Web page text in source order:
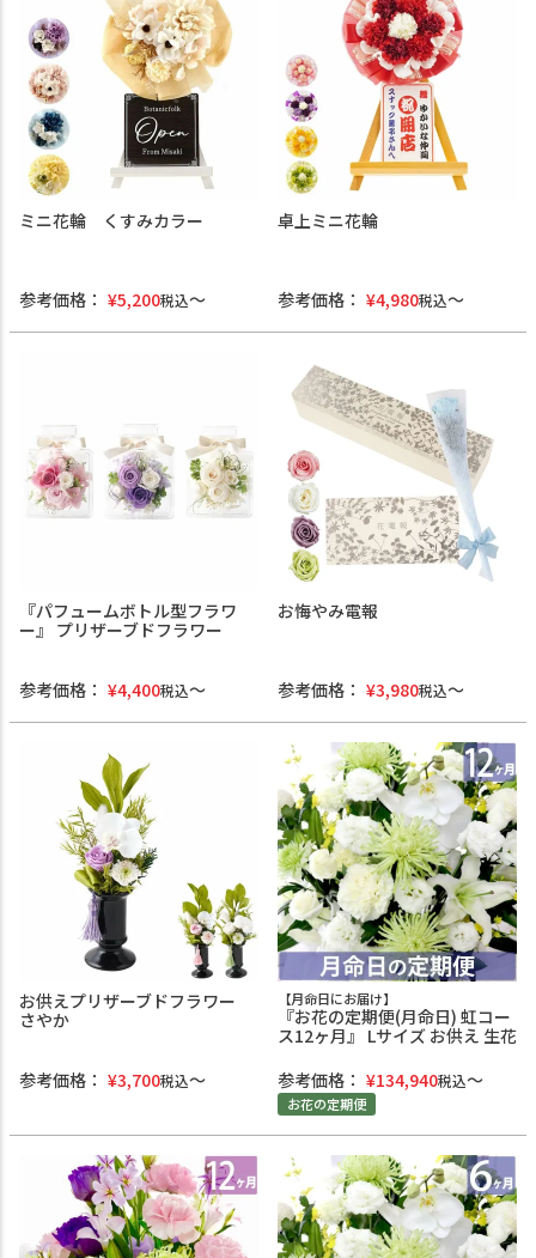
ミニ花輪 くすみカラー
参考価格： ¥5,200税込
卓上ミニ花輪
参考価格： ¥4,980税込
『パフュームボトル型フラワ
ー』 プリザーブドフラワー
参考価格： ¥4,400税込
お悔やみ電報
参考価格： ¥3,980税込
お供えプリザーブドフラワー
さやか
参考価格： ¥3,700税込
【月命日にお届け】
『お花の定期便(月命日) 虹コー
ス12ヶ月』 Lサイズ お供え 生花
参考価格： ¥134,940税込
お花の定期便